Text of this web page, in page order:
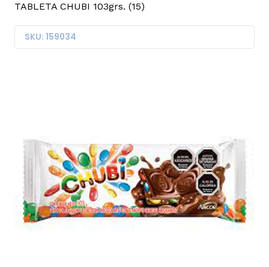
TABLETA CHUBI 103grs. (15)
SKU: 159034